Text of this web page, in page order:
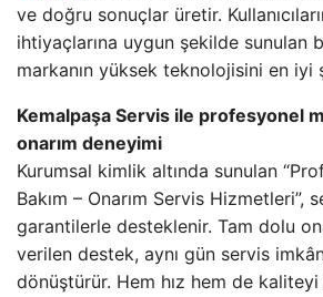
ve doğru sonuçlar üretir.
ihtiyaçlarına uygun şekilde sunulan
markanın yüksek teknolojisini en iyi
Kemalpaşa Servis ile profesyonel
onarım deneyimi
Kurumsal kimlik altında sunulan
Bakım – Onarım Servis Hizmetleri”,
garantilerle desteklenir. Tam dolu
verilen destek, aynı gün servis
dönüştürür. Hem hız hem de